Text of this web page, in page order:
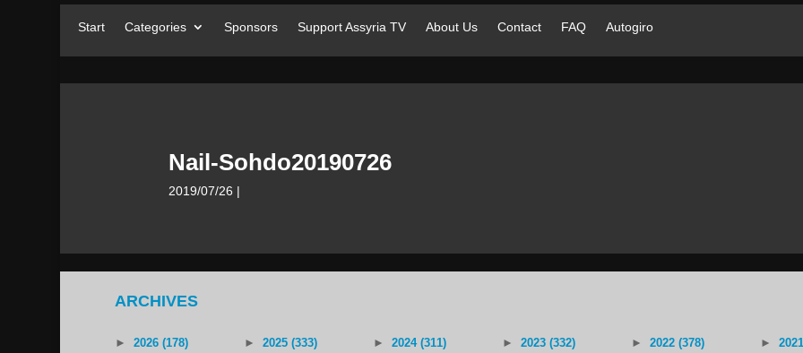
Start Categories Sponsors Support Assyria TV About Us Contact FAQ Autogiro
Nail-Sohdo20190726
2019/07/26 |
ARCHIVES
► 2026 (178) ► 2025 (333) ► 2024 (311) ► 2023 (332) ► 2022 (378) ►